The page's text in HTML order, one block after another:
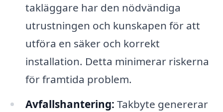
takläggare har den nödvändiga
utrustningen och kunskapen för att
utföra en säker och korrekt
installation. Detta minimerar riskerna
för framtida problem.
Avfallshantering: Takbyte genererar